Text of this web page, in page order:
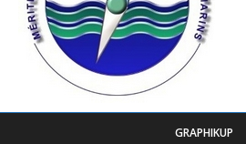
GRAPHIKUP